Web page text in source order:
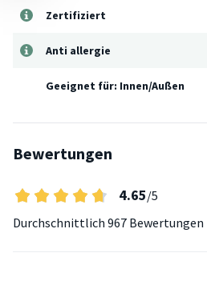
Zertifiziert
Anti allergie
Geeignet für: Innen/Außen
Bewertungen
4.65/5
Durchschnittlich 967 Bewertungen